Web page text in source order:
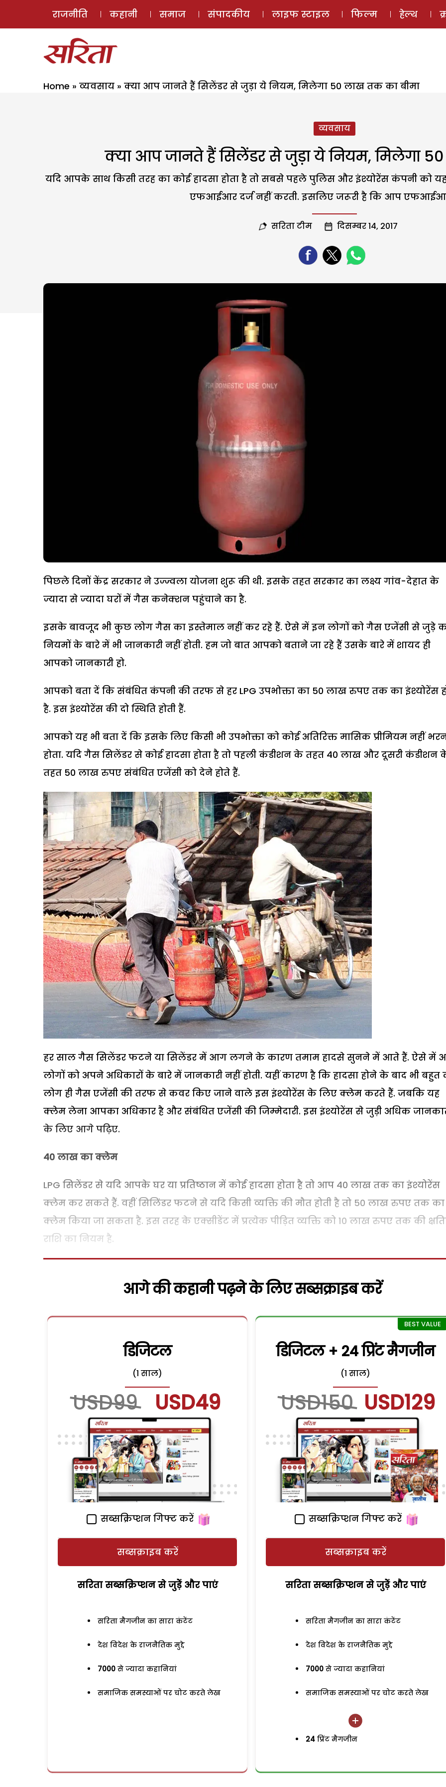
ई-मैगज़ीन
राजनीति कहानी समाज संपादकीय लाइफ स्टाइल फिल्म हेल्थ
Home » व्यवसाय » क्या आप जानते हैं सिलेंडर से जुड़ा ये नियम, मिलेगा 50 लाख तक का बीमा
व्यवसाय
क्या आप जानते हैं सिलेंडर से जुड़ा ये नियम, मिलेगा
यदि आपके साथ किसी तरह का कोई हादसा होता है तो सबसे पहले पुलिस और इंश्योरेंस कंपनी को
एफआईआर दर्ज नहीं करती. इसलिए जरूरी है कि आप
सरिता टीम दिसम्बर 14, 2017
पिछले दिनों केंद्र सरकार ने उज्ज्वला योजना शुरू की थी. इसके तहत सरकार का लक्ष्य गांव-देहात के
ज्यादा से ज्यादा घरों में गैस कनेक्शन पहुंचाने का है.
इसके बावजूद भी कुछ लोग गैस का इस्तेमाल नहीं कर रहे हैं. ऐसे में इन लोगों को गैस एजेंसी से जुड़े
नियमों के बारे में भी जानकारी नहीं होती. हम जो बात आपको बताने जा रहे हैं उसके बारे में शायद ही
आपको जानकारी हो.
आपको बता दें कि संबंधित कंपनी की तरफ से हर LPG उपभोक्ता का 50 लाख रुपए तक का इंश्योरेंस
है. इस इंश्योरेंस की दो स्थिति होती हैं.
आपको यह भी बता दें कि इसके लिए किसी भी उपभोक्ता को कोई अतिरिक्त मासिक प्रीमियम नहीं
होता. यदि गैस सिलेंडर से कोई हादसा होता है तो पहली कंडीशन के तहत 40 लाख और दूसरी कंडीशन
तहत 50 लाख रुपए संबंधित एजेंसी को देने होते हैं.
हर साल गैस सिलेंडर फटने या सिलेंडर में आग लगने के कारण तमाम हादसे सुनने में आते हैं. ऐसे में
लोगों को अपने अधिकारों के बारे में जानकारी नहीं होती. यहीं कारण है कि हादसा होने के बाद भी
लोग ही गैस एजेंसी की तरफ से कवर किए जाने वाले इस इंश्योरेंस के लिए क्लेम करते हैं. जबकि यह
क्लेम लेना आपका अधिकार है और संबंधित एजेंसी की जिम्मेदारी. इस इंश्योरेंस से जुड़ी अधिक
के लिए आगे पढ़िए.
40 लाख का क्लेम
LPG सिलेंडर से यदि आपके घर या प्रतिष्ठान में कोई हादसा होता है तो आप 40 लाख तक का इंश्योरेंस
क्लेम कर सकते हैं. वहीं सिलिंडर फटने से यदि किसी व्यक्ति की मौत होती है तो 50 लाख रुपए तक का
क्लेम किया जा सकता है. इस तरह के एक्सीडेंट में प्रत्येक पीड़ित व्यक्ति को 10 लाख रुपए तक की
राशि का नियम है.
आगे की कहानी पढ़ने के लिए सब्सक्राइब करें
डिजिटल
(1 साल)
USD99 USD49
सब्सक्रिप्शन गिफ्ट करें
सब्सक्राइब करें
सरिता सब्सक्रिप्शन से जुड़ेें और पाएं
सरिता मैगजीन का सारा कंटेंट
देश विदेश के राजनैतिक मुद्दे
7000 से ज्यादा कहानियां
समाजिक समस्याओं पर चोट करते लेख
डिजिटल + 24 प्रिंट मैगजीन
(1 साल)
USD150 USD129
सब्सक्रिप्शन गिफ्ट करें
सब्सक्राइब करें
सरिता सब्सक्रिप्शन से जुड़ेें और पाएं
सरिता मैगजीन का सारा कंटेंट
देश विदेश के राजनैतिक मुद्दे
7000 से ज्यादा कहानियां
समाजिक समस्याओं पर चोट करते लेख
24 प्रिंट मैगजीन